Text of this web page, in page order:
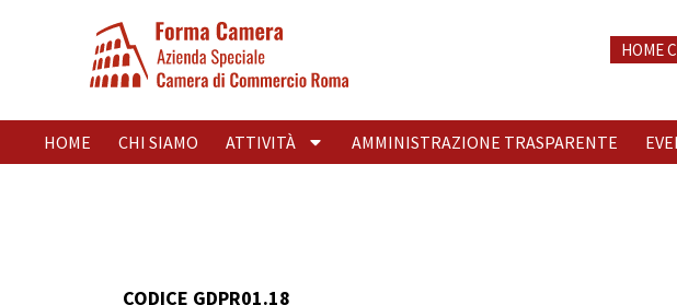
HOME
HOME CHI SIAMO ATTIVITÀ AMMINISTRAZIONE TRASPARENTE
CODICE GDPR01.18